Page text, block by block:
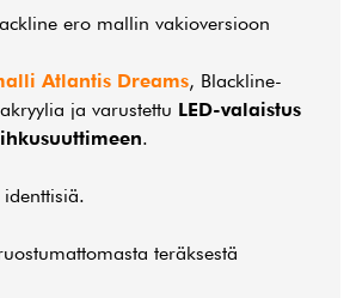
ero mallin vakioversioon
Atlantis Dreams, Blackline-
ja varustettu LED-valaistus
.
teräksestä